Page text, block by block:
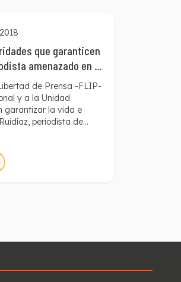
que garanticen
amenazado en el
de Prensa -FLIP-
y a la Unidad
garantizar la vida e
periodista de